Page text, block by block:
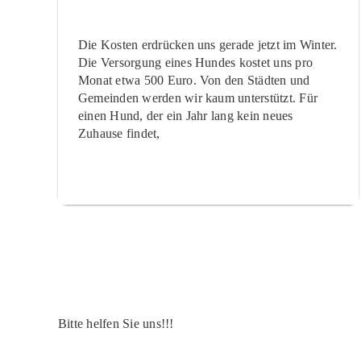
Die Kosten erdrücken uns gerade jetzt im Winter.
Die Versorgung eines Hundes kostet uns pro
Monat etwa 500 Euro. Von den Städten und
Gemeinden werden wir kaum unterstützt. Für
einen Hund, der ein Jahr lang kein neues
Zuhause findet,
Bitte helfen Sie uns!!!